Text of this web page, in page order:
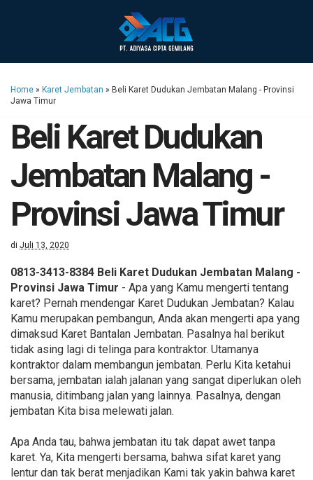
Home » Karet Jembatan » Beli Karet Dudukan Jembatan Malang - Provinsi
Jawa Timur
Beli Karet Dudukan
Jembatan Malang -
Provinsi Jawa Timur
di Juli 13, 2020
0813-3413-8384 Beli Karet Dudukan Jembatan Malang -
Provinsi Jawa Timur - Apa yang Kamu mengerti tentang
karet? Pernah mendengar Karet Dudukan Jembatan? Kalau
Kamu merupakan pembangun, Anda akan mengerti apa yang
dimaksud Karet Bantalan Jembatan. Pasalnya hal berikut
tidak asing lagi di telinga para kontraktor. Utamanya
kontraktor dalam membangun jembatan. Perlu Kita ketahui
bersama, jembatan ialah jalanan yang sangat diperlukan oleh
manusia, ditimbang jalan yang lainnya. Pasalnya, dengan
jembatan Kita bisa melewati jalan.
Apa Anda tau, bahwa jembatan itu tak dapat awet tanpa
karet. Ya, Kita mengerti bersama, bahwa sifat karet yang
lentur dan tak berat menjadikan Kami tak yakin bahwa karet